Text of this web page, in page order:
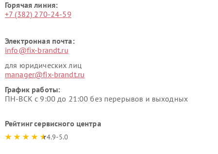
Горячая линия:
+7 (382) 270-24-59
Электронная почта:
info@fix-brandt.ru
для юридических лиц
manager@fix-brandt.ru
График работы:
ПН-ВСК с 9:00 до 21:00 без перерывов и выходных
Рейтинг сервисного центра
4.9-5.0